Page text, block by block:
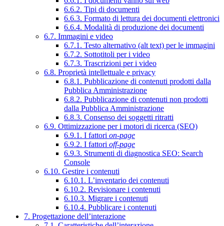
6.6.2. Tipi di documenti
6.6.3. Formato di lettura dei documenti elettronici
6.6.4. Modalità di produzione dei documenti
6.7. Immagini e video
6.7.1. Testo alternativo (alt text) per le immagini
6.7.2. Sottotitoli per i video
6.7.3. Trascrizioni per i video
6.8. Proprietà intellettuale e privacy
6.8.1. Pubblicazione di contenuti prodotti dalla
Pubblica Amministrazione
6.8.2. Pubblicazione di contenuti non prodotti
dalla Pubblica Amministrazione
6.8.3. Consenso dei soggetti ritratti
6.9. Ottimizzazione per i motori di ricerca (SEO)
6.9.1. I fattori on-page
6.9.2. I fattori off-page
6.9.3. Strumenti di diagnostica SEO: Search
Console
6.10. Gestire i contenuti
6.10.1. L’inventario dei contenuti
6.10.2. Revisionare i contenuti
6.10.3. Migrare i contenuti
6.10.4. Pubblicare i contenuti
7. Progettazione dell’interazione